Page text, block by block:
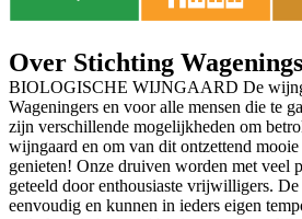
Over Stichting
BIOLOGISCHE WIJNGAARD De
Wageningers en voor alle mensen die te
zijn verschillende mogelijkheden om
wijngaard en om van dit ontzettend
genieten! Onze druiven worden met veel
geteeld door enthousiaste vrijwilligers.
eenvoudig en kunnen in ieders eigen